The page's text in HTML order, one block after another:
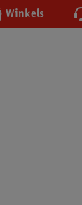
Winkels